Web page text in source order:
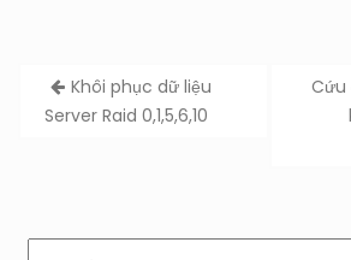
Post
navigation
Khôi phục dữ liệu
Server Raid 0,1,5,6,10